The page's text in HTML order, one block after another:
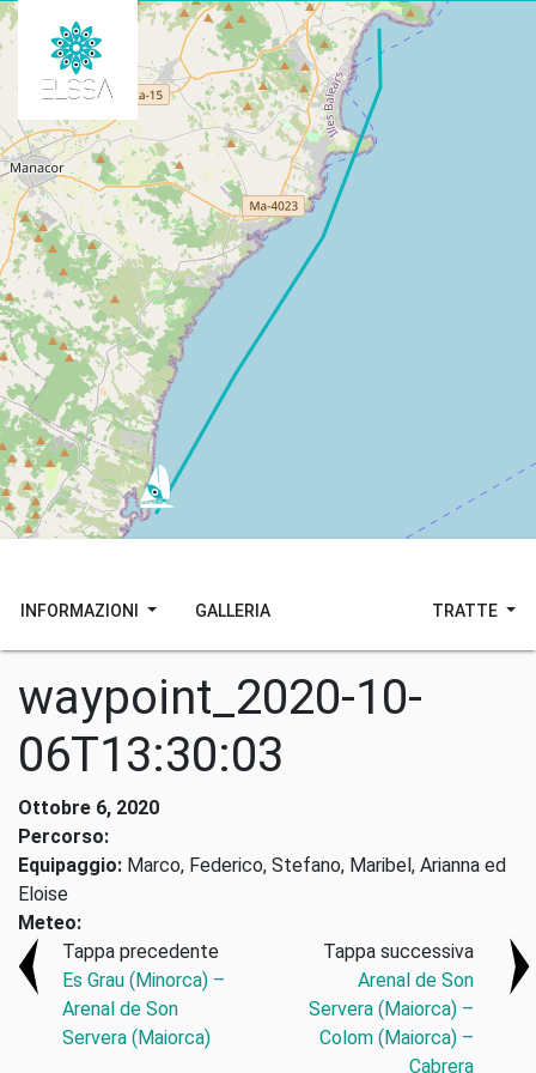
INFORMAZIONI GALLERIA TRATTE
waypoint_2020-10-
06T13:30:03
Ottobre 6, 2020
Percorso:
Equipaggio: Marco, Federico, Stefano, Maribel, Arianna ed
Eloise
Meteo:
Tappa precedente
Es Grau (Minorca) –
Arenal de Son
Servera (Maiorca)
Tappa successiva
Arenal de Son
Servera (Maiorca) –
Colom (Maiorca) –
Cabrera